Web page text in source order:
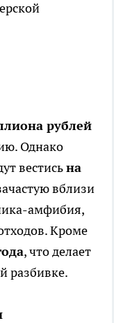
рублей
Однако
вестисьна
вблизи
амфибия,
Кроме
, что делает
разбивке.